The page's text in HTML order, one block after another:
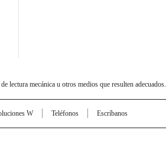
lectura mecánica u otros medios que resulten adecuados.
W Teléfonos Escríbanos